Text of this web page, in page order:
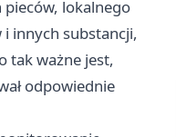
lokalnego
i innych substancji,
tak ważne jest,
odpowiednie